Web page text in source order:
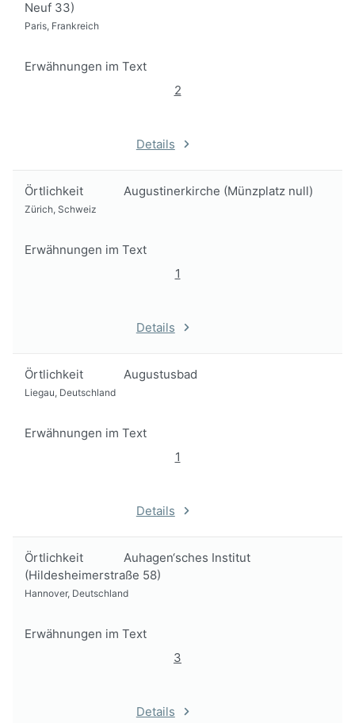
Neuf 33)
Paris, Frankreich
Erwähnungen im Text
2
Details
Örtlichkeit Augustinerkirche (Münzplatz null)
Zürich, Schweiz
Erwähnungen im Text
1
Details
Örtlichkeit Augustusbad
Liegau, Deutschland
Erwähnungen im Text
1
Details
Örtlichkeit
Auhagen‘sches Institut
(Hildesheimerstraße 58)
Hannover, Deutschland
Erwähnungen im Text
3
Details